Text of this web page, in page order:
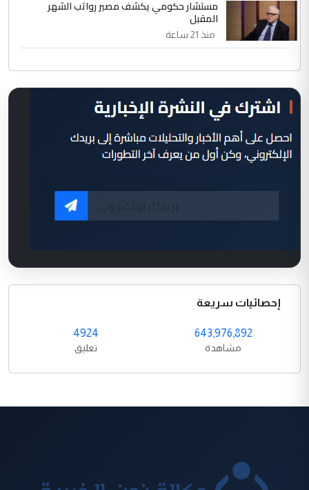
مستشار حكومي يكشف مصير رواتب الشهر
المقبل
منذ 21 ساعة
إحصائيات سريعة
643,976,892
مشاهدة
4924
تعليق